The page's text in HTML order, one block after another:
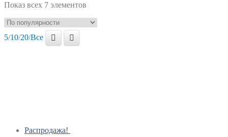
Показ всех 7 элементов
5/10/20/Все
Распродажа!